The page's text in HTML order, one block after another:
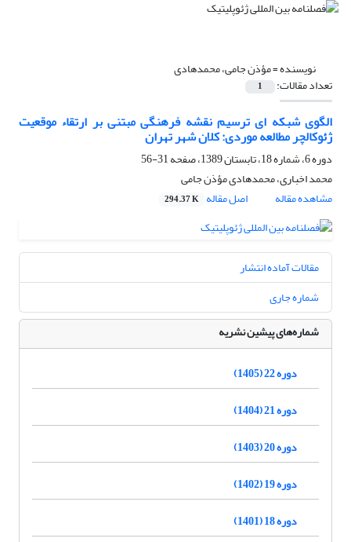
نویسنده =مؤذن جامی، محمدهادی
تعداد مقالات: 1
الگوی شبکه ای ترسیم نقشه فرهنگی مبتنی بر ارتقاء موقعیت
ژئوکالچر مطالعه موردی: کلان شهر تهران
دوره 6، شماره 18، تابستان 1389، صفحه
31-56
محمد اخباری، محمدهادی مؤذن جامی
مشاهده مقاله
اصل مقاله 294.37 K
مقالات آماده انتشار
شماره جاری
شماره‌های پیشین نشریه
دوره 22 (1405)
دوره 21 (1404)
دوره 20 (1403)
دوره 19 (1402)
دوره 18 (1401)